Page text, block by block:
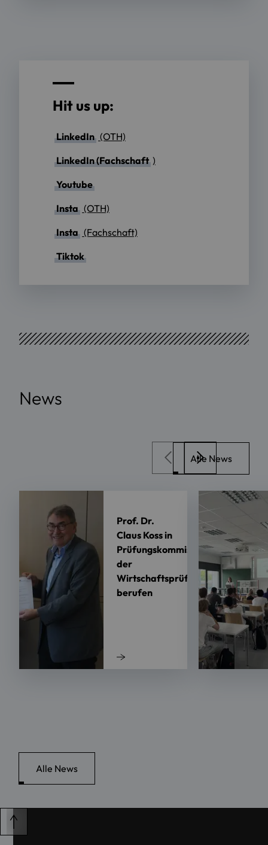
Hit us up:
LinkedIn (OTH)
LinkedIn (Fachschaft )
Youtube
Insta (OTH)
Insta (Fachschaft)
Tiktok
News
Alle News
Prof. Dr.
Claus Koss in
Prüfungskommission
der
Wirtschaftsprüfer
berufen
Alle News